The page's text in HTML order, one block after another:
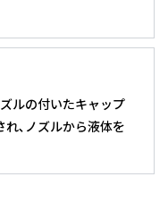
ルの付いたキャップ
れ､ノズルから液体を